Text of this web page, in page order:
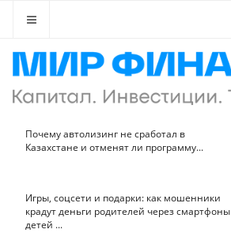
Почему автолизинг не сработал в
Казахстане и отменят ли программу...
Игры, соцсети и подарки: как мошенники
крадут деньги родителей через смартфоны
детей ...